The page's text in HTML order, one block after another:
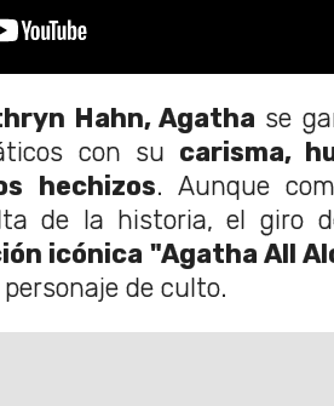
Hahn, Agatha se
con su carisma,
hechizos. Aunque
de la historia, el giro
icónica "Agatha All
de culto.